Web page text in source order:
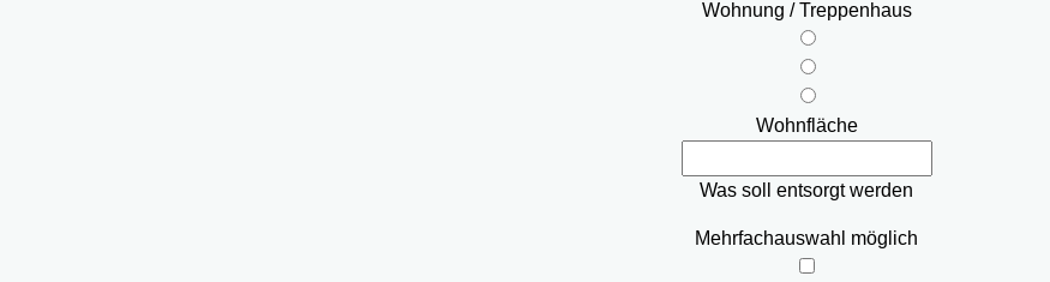
Wohnung / Treppenhaus
Wohnfläche
Was soll entsorgt werden
Mehrfachauswahl möglich